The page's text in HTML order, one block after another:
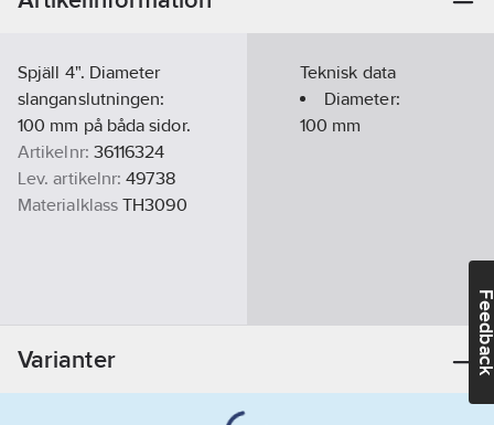
Spjäll 4". Diameter
slanganslutningen:
100 mm på båda sidor.
Artikelnr: 36116324
Lev. artikelnr: 49738
Materialklass TH3090
Teknisk data
Diameter:
100 mm
Varianter